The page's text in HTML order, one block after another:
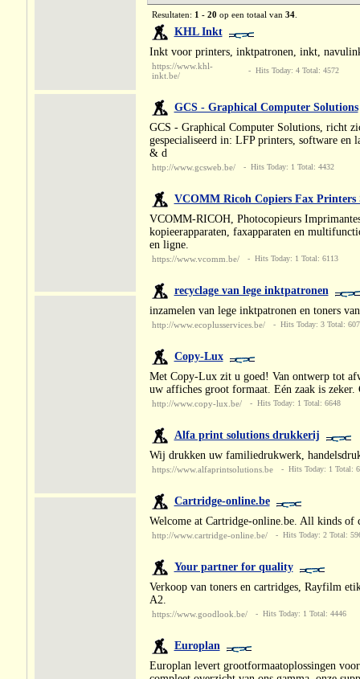
Resultaten: 1 - 20 op een totaal van 34.
KHL Inkt
Inkt voor printers, inktpatronen, inkt,
https://www.khl-
inkt.be/
- Hits Today: 4 Total: 4572
GCS - Graphical Computer Solutions
GCS - Graphical Computer Solutions, richt
gespecialiseerd in: LFP printers, software en
& d
http://www.gcsweb.be/ - Hits Today: 1 Total: 4432
VCOMM Ricoh Copiers Fax Printers
VCOMM-RICOH, Photocopieurs
kopieerapparaten, faxapparaten en
en ligne.
https://www.vcomm.be/ - Hits Today: 1 Total: 6113
recyclage van lege inktpatronen
inzamelen van lege inktpatronen en toners
http://www.ecoplusservices.be/ - Hits Today: 3 Total:
Copy-Lux
Met Copy-Lux zit u goed! Van ontwerp tot
uw affiches groot formaat. Eén zaak is
http://www.copy-lux.be/ - Hits Today: 1 Total: 6648
Alfa print solutions drukkerij
Wij drukken uw familiedrukwerk,
https://www.alfaprintsolutions.be - Hits Today: 1 Total:
Cartridge-online.be
Welcome at Cartridge-online.be. All kinds of
http://www.cartridge-online.be/ - Hits Today: 2 Total:
Your partner for quality
Verkoop van toners en cartridges, Rayfilm
A2.
https://www.goodlook.be/ - Hits Today: 1 Total: 4446
Europlan
Europlan levert grootformaatoplossingen